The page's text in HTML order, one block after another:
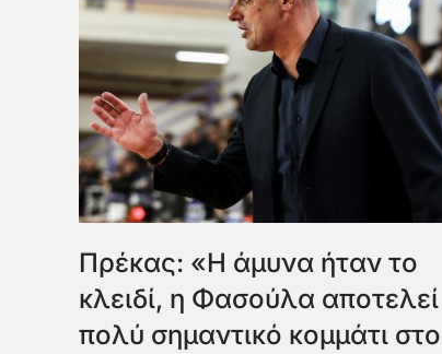
Πρέκας: «Η άμυνα ήταν το
κλειδί, η Φασούλα αποτελεί
πολύ σημαντικό κομμάτι στο